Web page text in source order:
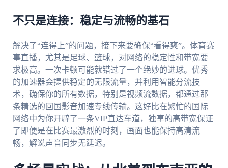
不只是连接：稳定与流畅的基石
解决了“连得上”的问题，接下来要确保“看得爽”。体育赛
事直播，尤其是足球、篮球，对网络的稳定性和带宽要
求极高。一次卡顿可能就错过了一个绝妙的进球。优秀
的加速器会提供稳定的无限流量，并利用智能分流技
术，确保你的所有数据，特别是视频流数据，都通过那
条精选的回国影音加速专线传输。这好比在繁忙的国际
网络中为你开辟了一条VIP直达车道，独享的高带宽保证
了即便是在比赛最激烈的时刻，画面也能保持高清流
畅，解说声音同步无延迟。